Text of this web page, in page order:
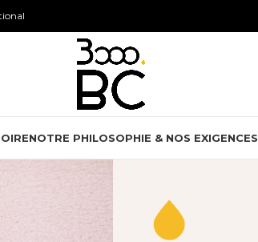
NOTRE PHILOSOPHIE & NOS EXIGENCES